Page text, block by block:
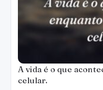
A vida é o que
celular.